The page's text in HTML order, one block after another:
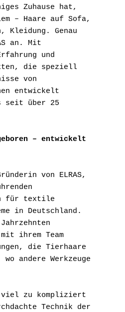
Zuhause hat,
– Haare auf Sofa,
Kleidung. Genau
an. Mit
und
die speziell
von
entwickelt
seit über 25
– entwickelt
von ELRAS,
für textile
in Deutschland.
ihrem Team
die Tierhaare
andere Werkzeuge
viel zu kompliziert
Technik der